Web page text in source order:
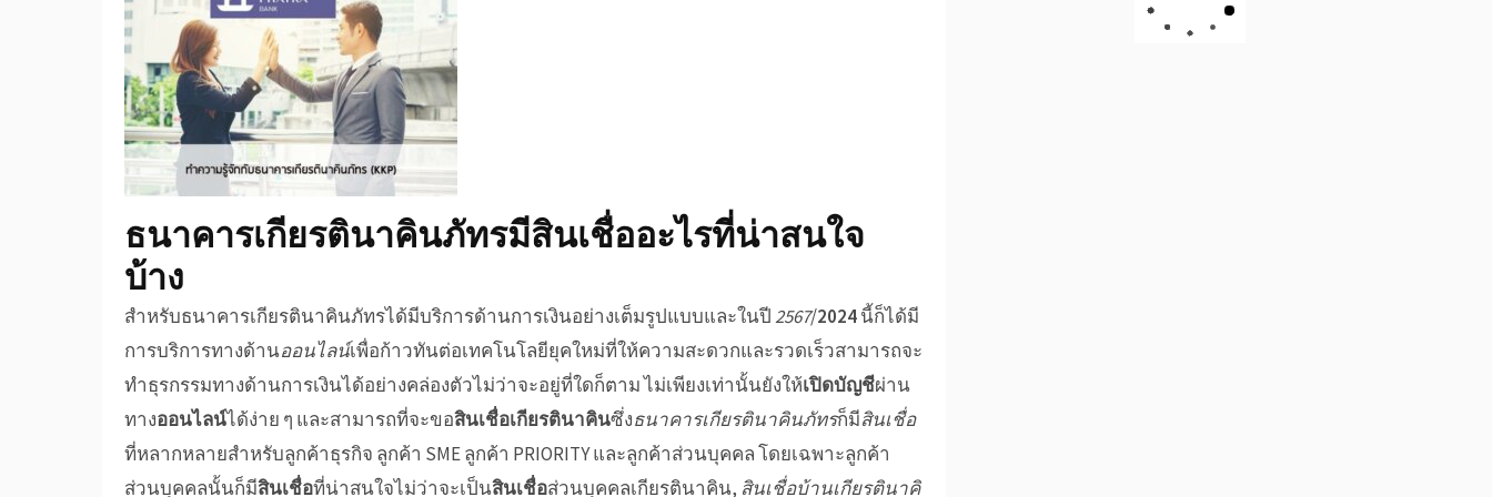
ธนาคารเกียรตินาคินภัทรมีสินเชื่ออะไรที่น่าสนใจ
บ้าง
สำหรับธนาคารเกียรตินาคินภัทรได้มีบริการด้านการเงินอย่างเต็มรูปแบบและในปี2567/2024นี้ก็ได้มี
การบริการทางด้านออนไลน์เพื่อก้าวทันต่อเทคโนโลยียุคใหม่ที่ให้ความสะดวกและรวดเร็วสามารถจะ
ทำธุรกรรมทางด้านการเงินได้อย่างคล่องตัวไม่ว่าจะอยู่ที่ใดก็ตาม ไม่เพียงเท่านั้นยังให้เปิดบัญชีผ่าน
ทางออนไลน์ได้ง่าย ๆ และสามารถที่จะขอสินเชื่อเกียรตินาคินซึ่งธนาคารเกียรตินาคินภัทรก็มีสินเชื่อ
ที่หลากหลายสำหรับลูกค้าธุรกิจ ลูกค้า SME ลูกค้า PRIORITY และลูกค้าส่วนบุคคล โดยเฉพาะลูกค้า
ส่วนบุคคลนั้นก็มีสินเชื่อที่น่าสนใจไม่ว่าจะเป็นสินเชื่อส่วนบุคคลเกียรตินาคิน, สินเชื่อบ้านเกียรตินาคิ